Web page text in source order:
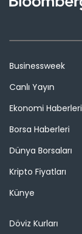
Businessweek
Canlı Yayın
Ekonomi Haberleri
Borsa Haberleri
Dünya Borsaları
Kripto Fiyatları
Künye
Döviz Kurları